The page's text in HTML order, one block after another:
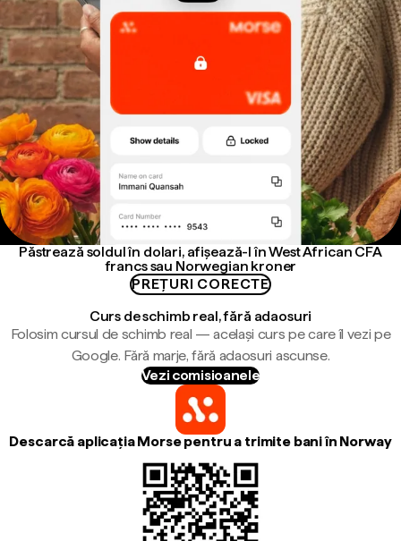
Păstrează soldul în dolari, afișează-l în West African CFA
francs sau Norwegian kroner
PREȚURI CORECTE
Curs de schimb real, fără adaosuri
Folosim cursul de schimb real — același curs pe care îl vezi pe
Google. Fără marje, fără adaosuri ascunse.
Vezi comisioanele
Descarcă aplicația Morse pentru a trimite bani în Norway